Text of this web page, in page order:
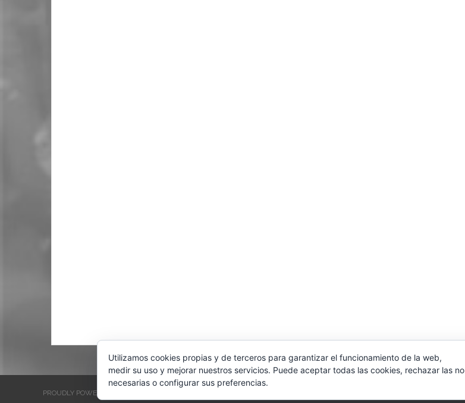
PROUDLY POWERED BY WORDPRESS
Utilizamos cookies propias y de terceros para garantizar el funcionamiento de la web,
medir su uso y mejorar nuestros servicios. Puede aceptar todas las cookies, rechazar las no
necesarias o configurar sus preferencias.